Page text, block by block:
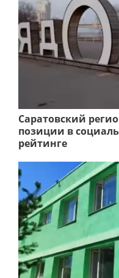
Саратовский
позиции в
рейтинге